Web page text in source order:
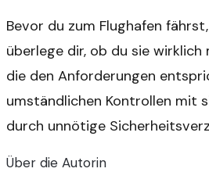
Bevor du zum Flughafen
überlege dir, ob du sie
die den Anforderungen
umständlichen Kontrollen mit
durch unnötige
Über die Autorin